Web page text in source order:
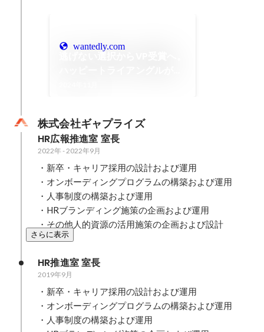
wantedly.com
株式会社ギャプライズ
HR広報推進室 室長
2022年- 2022年9月
・新卒・キャリア採用の設計および運用
・オンボーディングプログラムの構築および運用
・人事制度の構築および運用
・HRブランディング施策の企画および運用
・その他人的資源の活用施策の企画および設計
さらに表示
HR推進室 室長
2019年9月
・新卒・キャリア採用の設計および運用
・オンボーディングプログラムの構築および運用
・人事制度の構築および運用